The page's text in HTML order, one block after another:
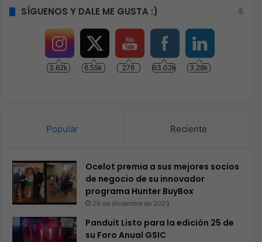
SÍGUENOS Y DALE ME GUSTA :)
3.62k 6.55k 276 63.02k 3.28k
Popular Reciente
Ocelot premia a sus mejores socios
de negocio de su innovador
programa Hunter BuyBox
29 de diciembre de 2023
Panduit Listo para la edición 25 de
su Foro Anual GSIC